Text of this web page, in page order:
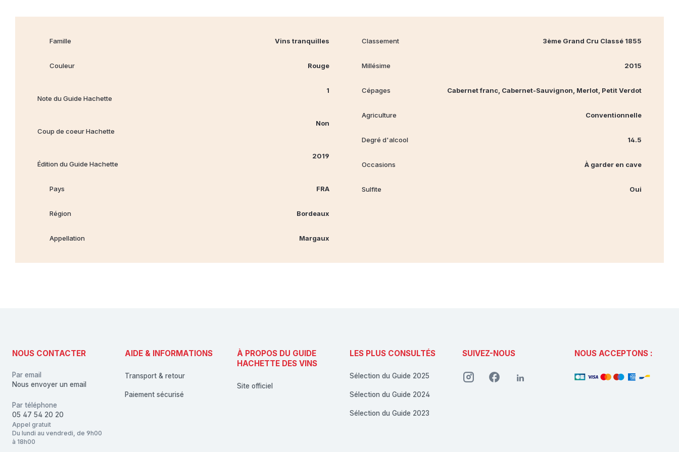
Famille Vins tranquilles
Couleur Rouge
Note du Guide Hachette
1
Coup de coeur Hachette
Non
Édition du Guide Hachette
2019
Pays FRA
Région Bordeaux
Appellation Margaux
Classement 3ème Grand Cru Classé 1855
Millésime 2015
Cépages Cabernet franc, Cabernet‐Sauvignon, Merlot, Petit Verdot
Agriculture Conventionnelle
Degré d'alcool 14.5
Occasions À garder en cave
Sulfite Oui
NOUS CONTACTER
Par email
Nous envoyer un email
Par téléphone
05 47 54 20 20
Appel gratuit
Du lundi au vendredi, de 9h00
à 18h00
AIDE & INFORMATIONS
Transport & retour
Paiement sécurisé
À PROPOS DU GUIDE
HACHETTE DES VINS
Site officiel
LES PLUS CONSULTÉS
Sélection du Guide 2025
Sélection du Guide 2024
Sélection du Guide 2023
SUIVEZ-NOUS NOUS ACCEPTONS :